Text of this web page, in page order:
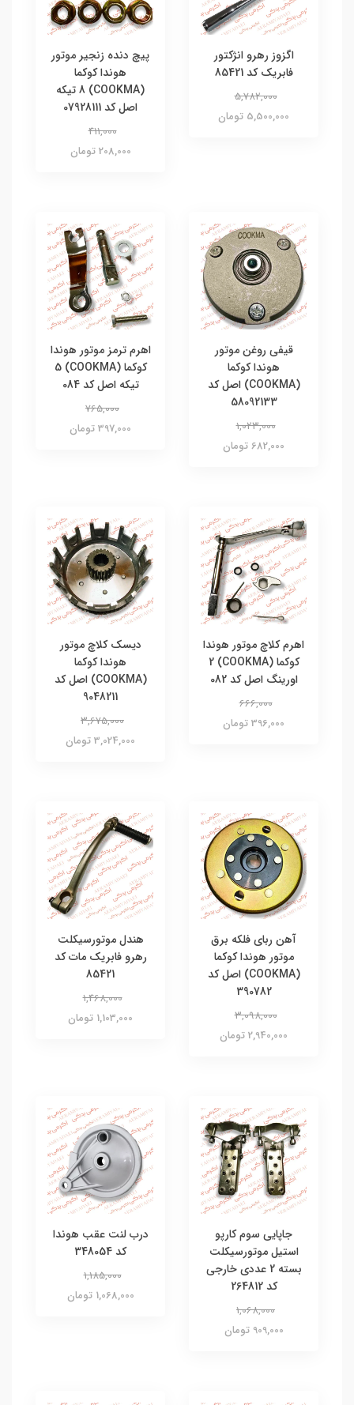
اگزوز رهرو انژکتور
فابریک کد 85421
5,782,000
5,500,000 تومان
پیچ دنده زنجیر موتور
هوندا کوکما
(COOKMA) 8 تیکه
اصل کد 07928111
411,000
208,000 تومان
قیفی روغن موتور
هوندا کوکما
(COOKMA) اصل کد
58092133
1,023,000
682,000 تومان
اهرم ترمز موتور هوندا
کوکما (COOKMA) 5
تیکه اصل کد 084
765,000
397,000 تومان
اهرم کلاچ موتور هوندا
کوکما (COOKMA) 2
اورینگ اصل کد 082
666,000
396,000 تومان
دیسک کلاچ موتور
هوندا کوکما
(COOKMA) اصل کد
9048211
3,675,000
3,024,000 تومان
آهن ربای فلکه برق
موتور هوندا کوکما
(COOKMA) اصل کد
390782
3,098,000
2,940,000 تومان
هندل موتورسیکلت
رهرو فابریک مات کد
85421
1,468,000
1,103,000 تومان
جاپایی سوم کارپو
استیل موتورسیکلت
بسته 2 عددی خارجی
کد 264812
1,068,000
909,000 تومان
درب لنت عقب هوندا
کد 348054
1,185,000
1,068,000 تومان